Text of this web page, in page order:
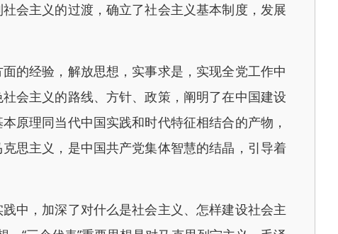
会主义的过渡，确立了社会主义基本制度，发展
经验，解放思想，实事求是，实现全党工作中
会主义的路线、方针、政策，阐明了在中国建设
原理同当代中国实践和时代特征相结合的产物，
思主义，是中国共产党集体智慧的结晶，引导着
中，加深了对什么是社会主义、怎样建设社会主